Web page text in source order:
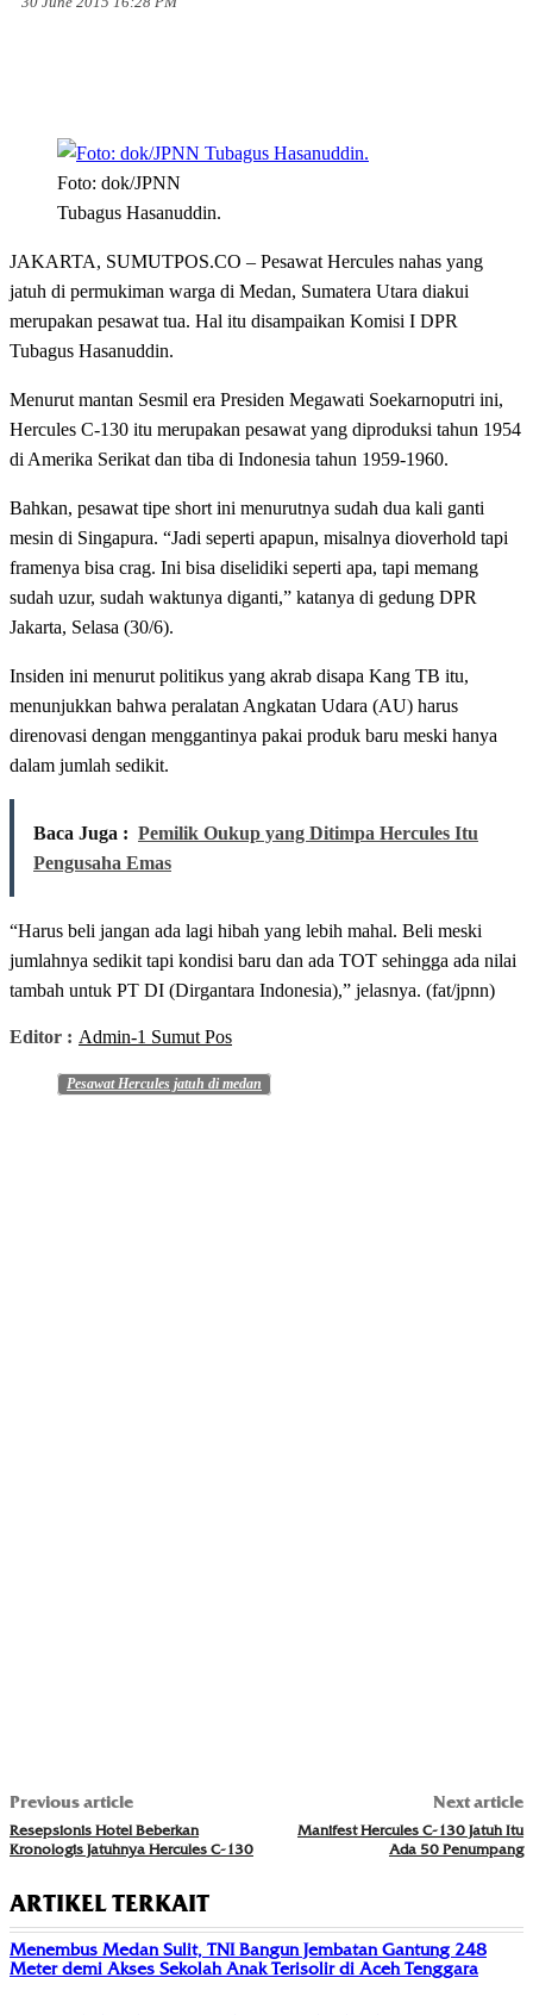
Foto: dok/JPNN
Tubagus Hasanuddin.
JAKARTA, SUMUTPOS.CO – Pesawat Hercules nahas yang
jatuh di permukiman warga di Medan, Sumatera Utara diakui
merupakan pesawat tua. Hal itu disampaikan Komisi I DPR
Tubagus Hasanuddin.
Menurut mantan Sesmil era Presiden Megawati Soekarnoputri ini,
Hercules C-130 itu merupakan pesawat yang diproduksi tahun 1954
di Amerika Serikat dan tiba di Indonesia tahun 1959-1960.
Bahkan, pesawat tipe short ini menurutnya sudah dua kali ganti
mesin di Singapura. “Jadi seperti apapun, misalnya dioverhold tapi
framenya bisa crag. Ini bisa diselidiki seperti apa, tapi memang
sudah uzur, sudah waktunya diganti,” katanya di gedung DPR
Jakarta, Selasa (30/6).
Insiden ini menurut politikus yang akrab disapa Kang TB itu,
menunjukkan bahwa peralatan Angkatan Udara (AU) harus
direnovasi dengan menggantinya pakai produk baru meski hanya
dalam jumlah sedikit.
Baca Juga : Pemilik Oukup yang Ditimpa Hercules Itu
Pengusaha Emas
“Harus beli jangan ada lagi hibah yang lebih mahal. Beli meski
jumlahnya sedikit tapi kondisi baru dan ada TOT sehingga ada nilai
tambah untuk PT DI (Dirgantara Indonesia),” jelasnya. (fat/jpnn)
Editor : Admin-1 Sumut Pos
Pesawat Hercules jatuh di medan
Previous article
Resepsionis Hotel Beberkan
Kronologis Jatuhnya Hercules C-130
Next article
Manifest Hercules C-130 Jatuh Itu
Ada 50 Penumpang
ARTIKEL TERKAIT
Menembus Medan Sulit, TNI Bangun Jembatan Gantung 248
Meter demi Akses Sekolah Anak Terisolir di Aceh Tenggara